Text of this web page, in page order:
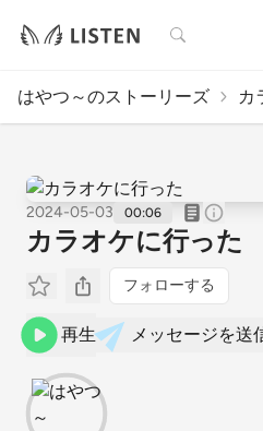
検索
はやつ～のストーリーズ カ
2024-05-03 00:06
カラオケに行った
フォローする
再生 メッセージを送